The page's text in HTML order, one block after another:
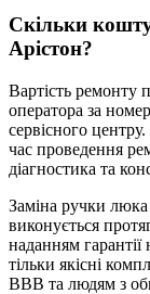
Скільки
Арістон?
Вартість ремонту
оператора за
сервісного
час проведення
діагностика та
Заміна ручки
виконується
наданням
тільки якісні
ВВВ та людям з